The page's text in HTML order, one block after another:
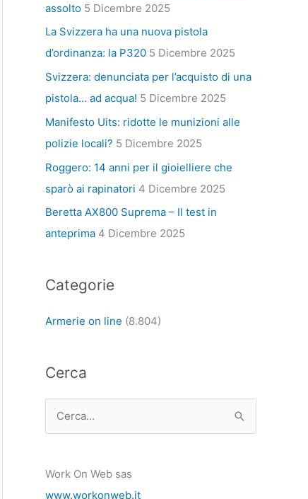
assolto 5 Dicembre 2025
La Svizzera ha una nuova pistola
d’ordinanza: la P320 5 Dicembre 2025
Svizzera: denunciata per l’acquisto di una
pistola… ad acqua! 5 Dicembre 2025
Manifesto Uits: ridotte le munizioni alle
polizie locali? 5 Dicembre 2025
Roggero: 14 anni per il gioielliere che
sparò ai rapinatori 4 Dicembre 2025
Beretta AX800 Suprema – Il test in
anteprima 4 Dicembre 2025
Categorie
Armerie on line (8.804)
Cerca
Work On Web sas
www.workonweb.it